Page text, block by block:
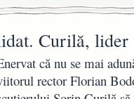
Curilă, lider
că nu se mai
rector Florian